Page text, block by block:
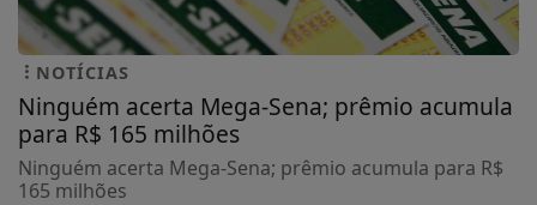
NOTÍCIAS
Ninguém acerta Mega-Sena; prêmio acumula
para R$ 165 milhões
Ninguém acerta Mega-Sena; prêmio acumula para R$
165 milhões